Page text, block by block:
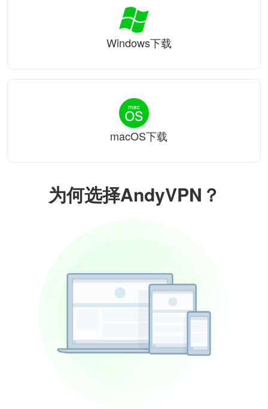
为何选择AndyVPN？
Windows下载
macOS下载